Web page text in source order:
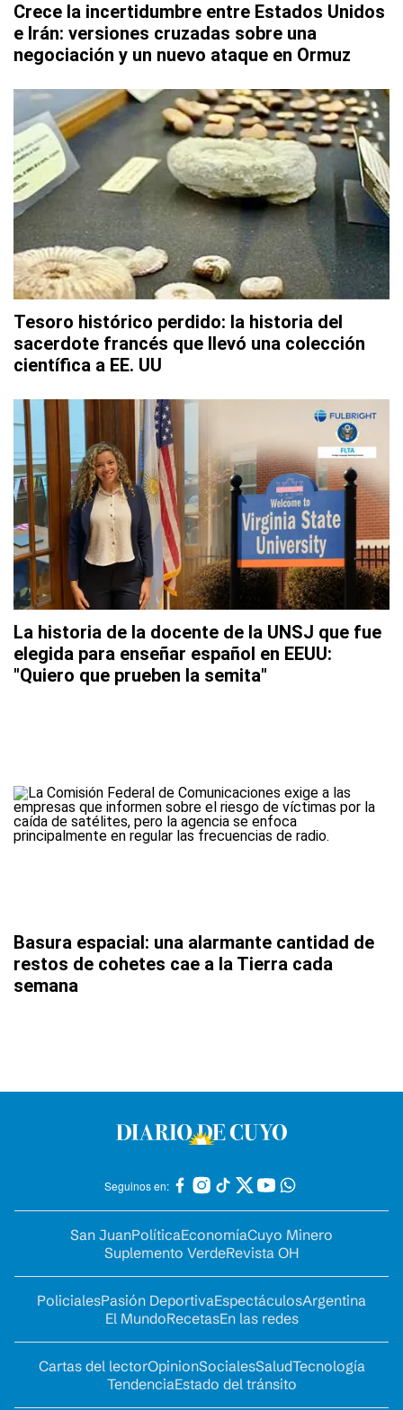
Crece la incertidumbre entre Estados Unidos
e Irán: versiones cruzadas sobre una
negociación y un nuevo ataque en Ormuz
Tesoro histórico perdido: la historia del
sacerdote francés que llevó una colección
científica a EE. UU
La historia de la docente de la UNSJ que fue
elegida para enseñar español en EEUU:
"Quiero que prueben la semita"
Basura espacial: una alarmante cantidad de
restos de cohetes cae a la Tierra cada
semana
Seguinos en:
San JuanPolíticaEconomíaCuyo Minero
Suplemento VerdeRevista OH
PolicialesPasión DeportivaEspectáculosArgentina
El MundoRecetasEn las redes
Cartas del lectorOpinionSocialesSaludTecnología
TendenciaEstado del tránsito